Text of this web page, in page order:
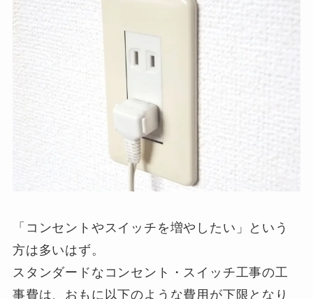
「コンセントやスイッチを増やしたい」という
方は多いはず。
スタンダードなコンセント・スイッチ工事の工
事費は、おもに以下のような費用が下限となり